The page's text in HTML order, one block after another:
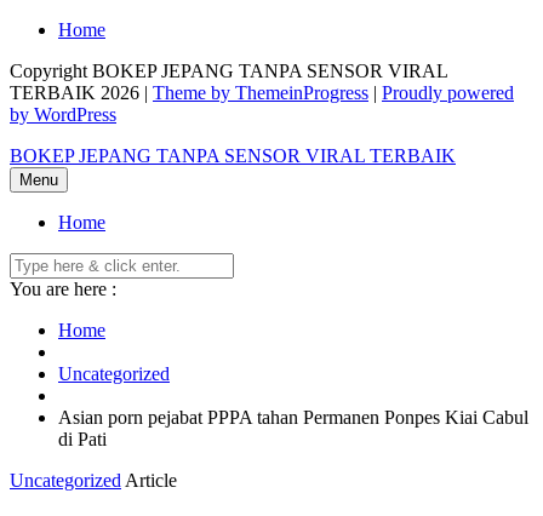
Skip
content
Home
Copyright BOKEP JEPANG TANPA SENSOR VIRAL
TERBAIK 2026 | Theme by ThemeinProgress | Proudly powered
by WordPress
BOKEP JEPANG TANPA SENSOR VIRAL TERBAIK
Menu
Home
You are here :
Home
Uncategorized
Asian porn pejabat PPPA tahan Permanen Ponpes Kiai Cabul
di Pati
Uncategorized Article